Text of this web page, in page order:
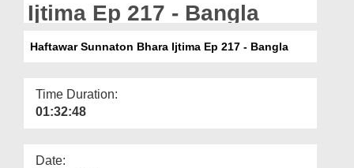
Ijtima Ep 217 - Bangla
Haftawar Sunnaton Bhara Ijtima Ep 217 - Bangla
Time Duration:
01:32:48
Date: